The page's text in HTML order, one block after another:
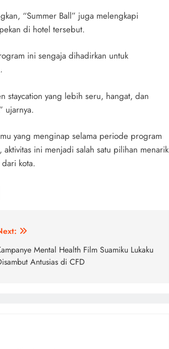
“Summer Ball” juga melengkapi
di hotel tersebut.
ini sengaja dihadirkan untuk
staycation yang lebih seru, hangat, dan
ujarnya.
yang menginap selama periode program
ini menjadi salah satu pilihan menarik
kota.
Mental Health Film Suamiku Lukaku
Antusias di CFD